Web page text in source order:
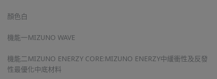
顏色白
機能一MIZUNO WAVE
機能二MIZUNO ENERZY CORE:MIZUNO ENERZY中緩衝性及反發
性最優化中底材料